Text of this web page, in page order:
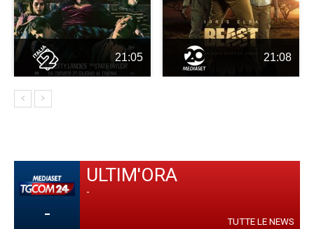
21:05 21:08
-
ULTIM'ORA
-
TUTTE LE NEWS